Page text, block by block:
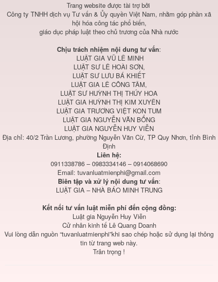
Trang website được tài trợ bởi
Công ty TNHH dịch vụ Tư vấn & Ủy quyền Việt Nam, nhằm góp phần xã
hội hóa công tác phổ biến,
giáo dục pháp luật theo chủ trương của Nhà nước
Chịu trách nhiệm nội dung tư vấn:
LUẬT GIA VŨ LÊ MINH
LUẬT SƯ LÊ HOÀI SƠN,
LUẬT SƯ LƯU BÁ KHIẾT
LUẬT GIA LÊ CÔNG TÂM,
LUẬT SƯ HUỲNH THỊ THÚY HOA
LUẬT GIA HUỲNH THỊ KIM XUYÊN
LUẬT GIA TRƯƠNG VIỆT KON TUM
LUẬT GIA NGUYỄN VĂN BỔNG
LUẬT GIA NGUYỄN HUY VIỄN
Địa chỉ: 40/2 Trần Lương, phường Nguyễn Văn Cừ, TP Quy Nhơn, tỉnh Bình
Định
Liên hệ:
0911338786 – 0983334146 – 0914068690
Email: tuvanluatmienphi@gmail.com
Biên tập và xử lý nội dung tư vấn:
LUẬT GIA – NHÀ BÁO MINH TRUNG
Kết nối tư vấn luật miễn phí đến cộng đồng:
Luật gia Nguyễn Huy Viễn
Cử nhân kinh tế Lê Quang Doanh
Vui lòng dẫn nguồn “tuvanluatmienphi”khi sao chép hoặc sử dụng lại thông
tin từ trang web này.
Trân trọng !